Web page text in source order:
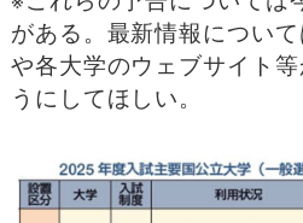
がある。最新情報につい
や各大学のウェブサイト
うにしてほしい。